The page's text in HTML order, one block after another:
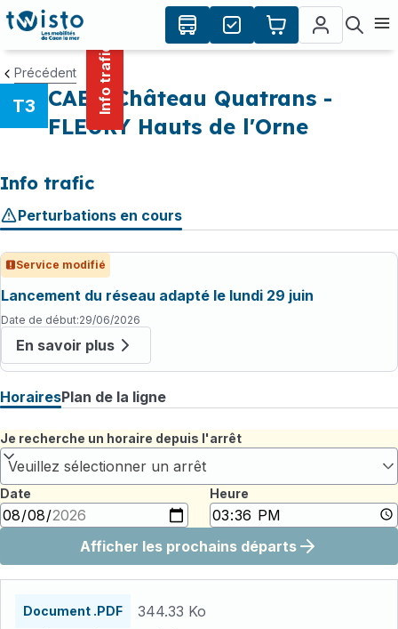
principal
Info trafic
Précédent
T3
CAEN Château Quatrans -
FLEURY Hauts de l'Orne
Info trafic
Perturbations en cours
Service modifié
Lancement du réseau adapté le lundi 29 juin
Date de début:29/06/2026
En savoir plus
HorairesPlan de la ligne
Je recherche un horaire depuis l'arrêt
Veuillez sélectionner un arrêt
Date Heure
Afficher les prochains départs
horaires
Document .PDF 344.33 Ko
Panneau de gestion des cookies